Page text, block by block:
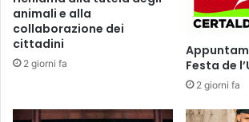
i
:
S
N
I
"
animali e alla
collaborazione dei
cittadini
2 giorni fa
Festa de
2 giorni fa